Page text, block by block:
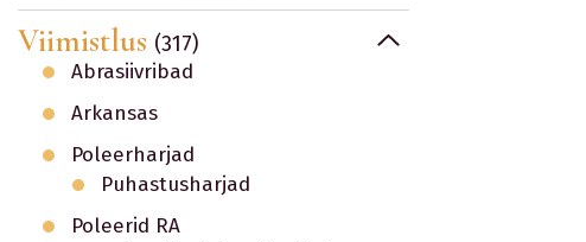
Viimistlus (317)
Abrasiivribad
Arkansas
Poleerharjad
Puhastusharjad
Poleerid RA